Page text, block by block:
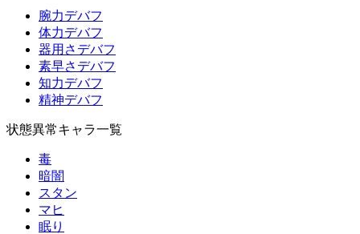
腕力デバフ
体力デバフ
器用さデバフ
素早さデバフ
知力デバフ
精神デバフ
状態異常キャラ一覧
毒
暗闇
スタン
マヒ
眠り